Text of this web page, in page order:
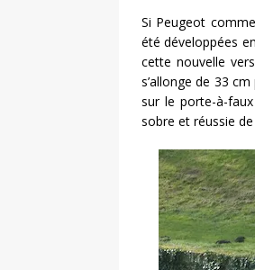
Si Peugeot
été développées
cette nouvelle
s’allonge de 33
sur le porte-à-
sobre et réussie